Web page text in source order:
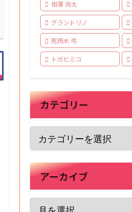
相澤 消太
グラントリノ
死柄木 弔
トガヒミコ
カテゴリー
アーカイブ